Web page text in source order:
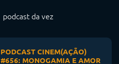
podcast da vez
PODCAST CINEM(AÇÃO)
#656: MONOGAMIA E AMOR